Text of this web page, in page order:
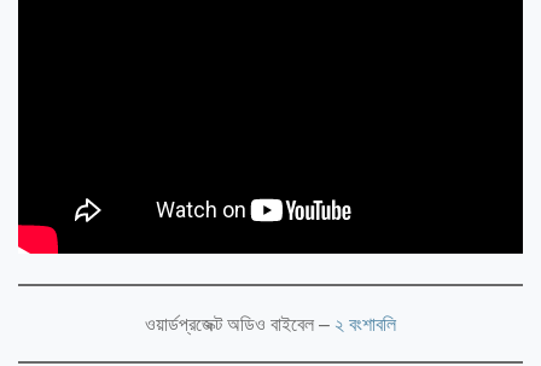
ওয়ার্ডপ্রজেক্ট অডিও বাইবেল – ২ বংশাবলি